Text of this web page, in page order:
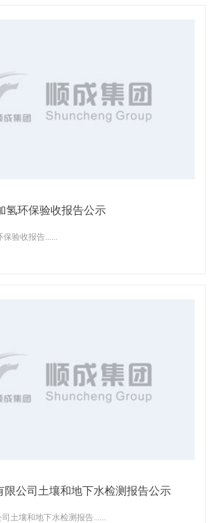
氢环保验收报告公示
验收报告......
限公司土壤和地下水检测报告公示
土壤和地下水检测报告......